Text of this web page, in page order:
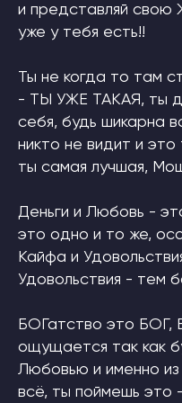
и представляй свою
уже у тебя есть!!
Ты не когда то там
- ТЫ УЖЕ ТАКАЯ, ты
себя, будь шикарна
никто не видит и
ты самая лучшая,
Деньги и Любовь -
это одно и то же,
Кайфа и
Удовольствия - тем
БОГатство это БОГ,
ощущается так как
Любовью и именно
всё, ты поймешь это